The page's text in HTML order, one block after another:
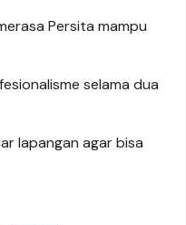
Persita mampu
selama dua
lapangan agar bisa